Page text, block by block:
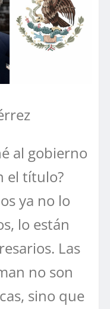
al gobierno
el título?
ya no lo
lo están
Las
no son
sino que